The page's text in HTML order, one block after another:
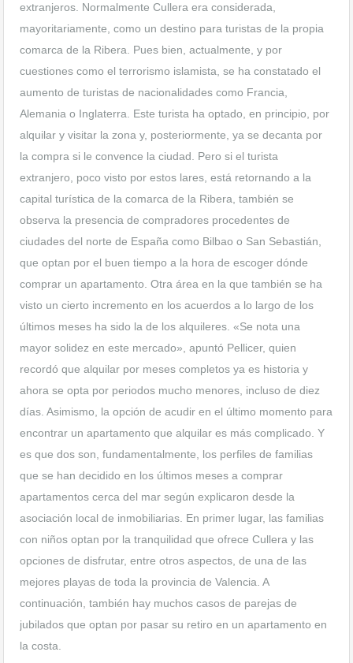
extranjeros. Normalmente Cullera era considerada,
mayoritariamente, como un destino para turistas de la propia
comarca de la Ribera. Pues bien, actualmente, y por
cuestiones como el terrorismo islamista, se ha constatado el
aumento de turistas de nacionalidades como Francia,
Alemania o Inglaterra. Este turista ha optado, en principio, por
alquilar y visitar la zona y, posteriormente, ya se decanta por
la compra si le convence la ciudad. Pero si el turista
extranjero, poco visto por estos lares, está retornando a la
capital turística de la comarca de la Ribera, también se
observa la presencia de compradores procedentes de
ciudades del norte de España como Bilbao o San Sebastián,
que optan por el buen tiempo a la hora de escoger dónde
comprar un apartamento. Otra área en la que también se ha
visto un cierto incremento en los acuerdos a lo largo de los
últimos meses ha sido la de los alquileres. «Se nota una
mayor solidez en este mercado», apuntó Pellicer, quien
recordó que alquilar por meses completos ya es historia y
ahora se opta por periodos mucho menores, incluso de diez
días. Asimismo, la opción de acudir en el último momento para
encontrar un apartamento que alquilar es más complicado. Y
es que dos son, fundamentalmente, los perfiles de familias
que se han decidido en los últimos meses a comprar
apartamentos cerca del mar según explicaron desde la
asociación local de inmobiliarias. En primer lugar, las familias
con niños optan por la tranquilidad que ofrece Cullera y las
opciones de disfrutar, entre otros aspectos, de una de las
mejores playas de toda la provincia de Valencia. A
continuación, también hay muchos casos de parejas de
jubilados que optan por pasar su retiro en un apartamento en
la costa.